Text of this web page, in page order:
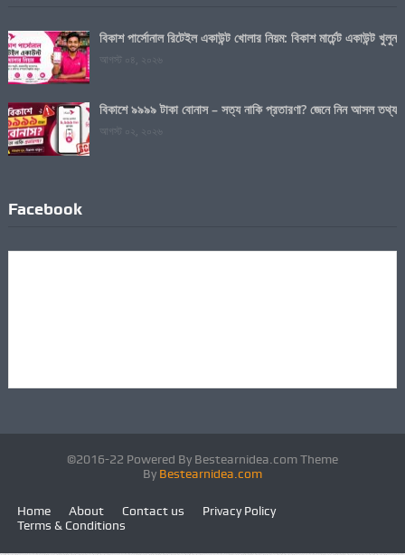
বিকাশ পার্সোনাল রিটেইল একাউন্ট খোলার নিয়ম: বিকাশ মার্চেন্ট একাউন্ট খুলুন
আগস্ট ০৪, ২০২৬
বিকাশে ৯৯৯৯ টাকা বোনাস – সত্য নাকি প্রতারণা? জেনে নিন আসল তথ্য
আগস্ট ০২, ২০২৬
Facebook
©2016-22 Powered By Bestearnidea.com Theme
By Bestearnidea.com
Home About Contact us
Privacy Policy
Terms & Conditions